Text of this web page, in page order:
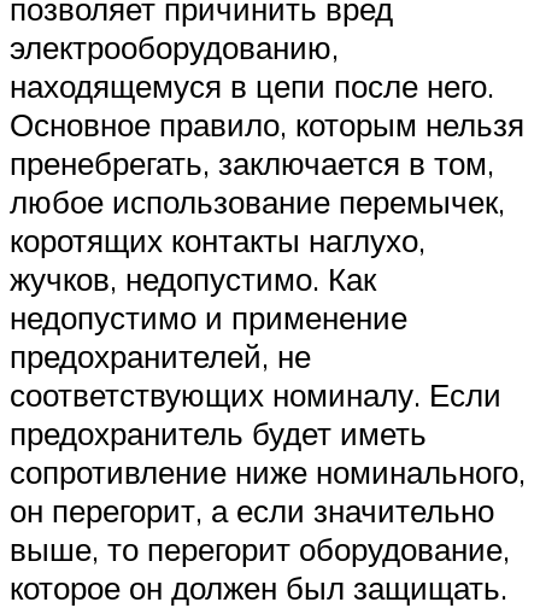
позволяет причинить вред
электрооборудованию,
находящемуся в цепи после него.
Основное правило, которым нельзя
пренебрегать, заключается в том,
любое использование перемычек,
коротящих контакты наглухо,
жучков, недопустимо. Как
недопустимо и применение
предохранителей, не
соответствующих номиналу. Если
предохранитель будет иметь
сопротивление ниже номинального,
он перегорит, а если значительно
выше, то перегорит оборудование,
которое он должен был защищать.